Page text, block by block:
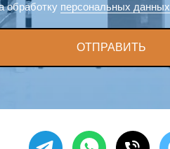
обработку персональных данных
ОТПРАВИТЬ